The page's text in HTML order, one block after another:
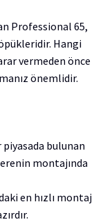
Professional 65,
Hangi
vermeden önce
önemlidir.
piyasada bulunan
montajında
en hızlı montaj